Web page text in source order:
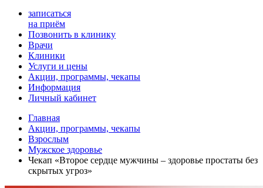
записаться
на приём
Позвонить в клинику
Врачи
Клиники
Услуги и цены
Акции, программы, чекапы
Информация
Личный кабинет
Главная
Акции, программы, чекапы
Взрослым
Мужское здоровье
Чекап «Второе сердце мужчины – здоровье простаты без
скрытых угроз»